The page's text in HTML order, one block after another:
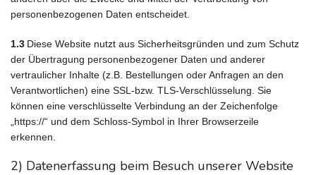
personenbezogenen Daten entscheidet.
1.3 Diese Website nutzt aus Sicherheitsgründen und zum Schutz
der Übertragung personenbezogener Daten und anderer
vertraulicher Inhalte (z.B. Bestellungen oder Anfragen an den
Verantwortlichen) eine SSL-bzw. TLS-Verschlüsselung. Sie
können eine verschlüsselte Verbindung an der Zeichenfolge
„https://“ und dem Schloss-Symbol in Ihrer Browserzeile
erkennen.
2) Datenerfassung beim Besuch unserer Website